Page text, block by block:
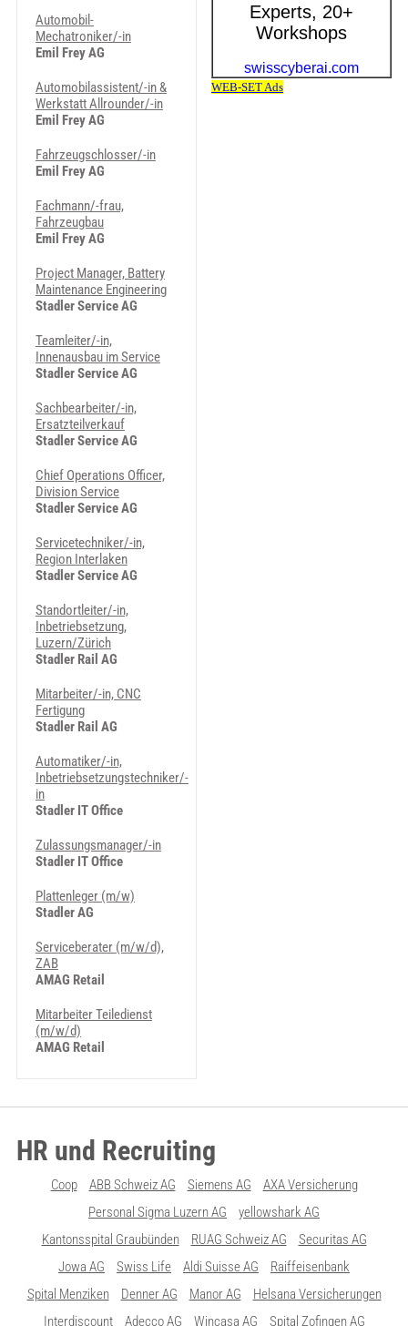
Automobil-
Mechatroniker/-in
Emil Frey AG
Automobilassistent/-in &
Werkstatt Allrounder/-in
Emil Frey AG
Fahrzeugschlosser/-in
Emil Frey AG
Fachmann/-frau,
Fahrzeugbau
Emil Frey AG
Project Manager, Battery
Maintenance Engineering
Stadler Service AG
Teamleiter/-in,
Innenausbau im Service
Stadler Service AG
Sachbearbeiter/-in,
Ersatzteilverkauf
Stadler Service AG
Chief Operations Officer,
Division Service
Stadler Service AG
Servicetechniker/-in,
Region Interlaken
Stadler Service AG
Standortleiter/-in,
Inbetriebsetzung,
Luzern/Zürich
Stadler Rail AG
Mitarbeiter/-in, CNC
Fertigung
Stadler Rail AG
Automatiker/-in,
Inbetriebsetzungstechniker/-
in
Stadler IT Office
Zulassungsmanager/-in
Stadler IT Office
Plattenleger (m/w)
Stadler AG
Serviceberater (m/w/d),
ZAB
AMAG Retail
Mitarbeiter Teiledienst
(m/w/d)
AMAG Retail
HR und Recruiting
Coop ABB Schweiz AG Siemens AG
AXA Versicherung
Personal Sigma Luzern AG
yellowshark AG
Kantonsspital Graubünden
RUAG Schweiz AG
Securitas AG
Jowa AG
Swiss Life Aldi Suisse AG
Raiffeisenbank
Spital Menziken
Denner AG Manor AG
Helsana Versicherungen
Interdiscount
Adecco AG Wincasa AG Spital Zofingen AG